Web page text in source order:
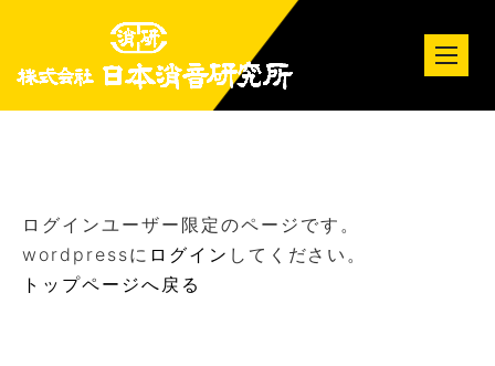
ログインユーザー限定のページです。
wordpressに ログイン してください。
トップページへ戻る